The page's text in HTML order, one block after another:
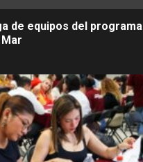
de equipos del programa